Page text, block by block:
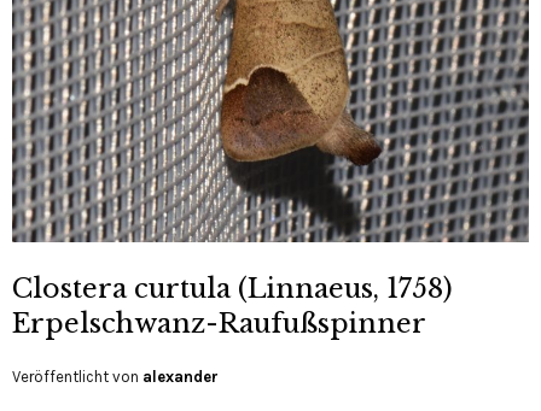
Clostera curtula (Linnaeus, 1758)
Erpelschwanz-Raufußspinner
Veröffentlicht von alexander